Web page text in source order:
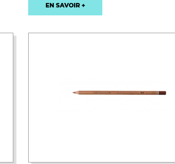
EN SAVOIR +